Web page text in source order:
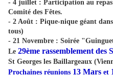
- 4 juillet : Participation au
Comité des Fêtes.
- 2 Août : Pique-nique géant
tous)
- 21 Novembre : Soirée
Le 29ème rassemblement des
St Georges les Baillargeaux
Prochaines réunions 13 Mars et